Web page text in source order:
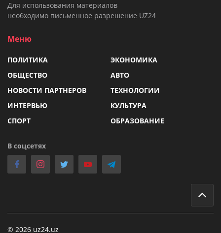
Для использования материалов
необходимо письменное разрешение UZ24
Меню
ПОЛИТИКА
ЭКОНОМИКА
ОБЩЕСТВО
АВТО
НОВОСТИ ПАРТНЕРОВ
ТЕХНОЛОГИИ
ИНТЕРВЬЮ
КУЛЬТУРА
СПОРТ
ОБРАЗОВАНИЕ
В соцсетях
© 2026 uz24.uz